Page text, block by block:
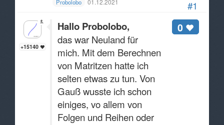
#1
Probolobo 01.12.2021
+15140
0
Hallo Probolobo,
das war Neuland für
mich. Mit dem Berechnen
von Matritzen hatte ich
selten etwas zu tun. Von
Gauß wusste ich schon
einiges, vo allem von
Folgen und Reihen oder